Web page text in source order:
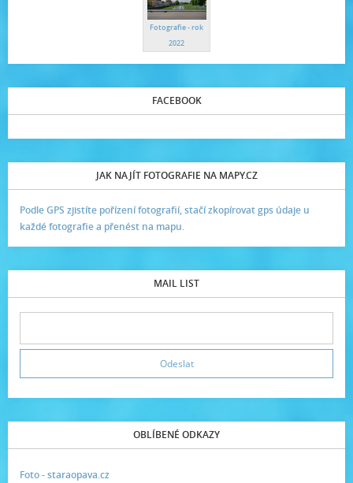
Fotografie - rok
2022
FACEBOOK
JAK NAJÍT FOTOGRAFIE NA MAPY.CZ
Podle GPS zjistíte pořízení fotografií, stačí zkopírovat gps údaje u
každé fotografie a přenést na mapu.
MAIL LIST
OBLÍBENÉ ODKAZY
Foto - staraopava.cz